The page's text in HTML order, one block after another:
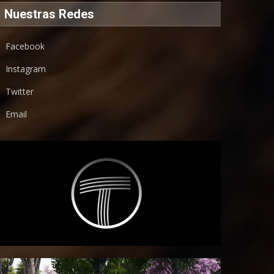
Nuestras Redes
Facebook
Instagram
Twitter
Email